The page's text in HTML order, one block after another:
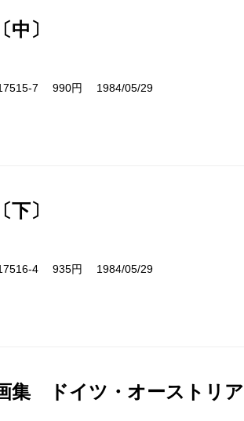
〕
7 990円 1984/05/29
〕
4 935円 1984/05/29
集 ドイツ・オーストリア